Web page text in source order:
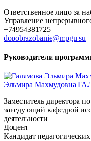
Ответственное лицо за
Управление
+74954381725
dopobrazobanie@mpgu.su
Руководители
Эльмира Махмудовна
Заместитель директора
заведующий кафедрой
деятельности
Доцент
Кандидат